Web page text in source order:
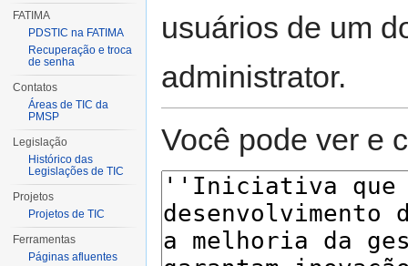
usuários de um
administrator.
Você pode ver e
FATIMA
PDSTIC na FATIMA
Recuperação e troca
de senha
Contatos
Áreas de TIC da
PMSP
Legislação
Histórico das
Legislações de TIC
Projetos
Projetos de TIC
Ferramentas
Páginas afluentes